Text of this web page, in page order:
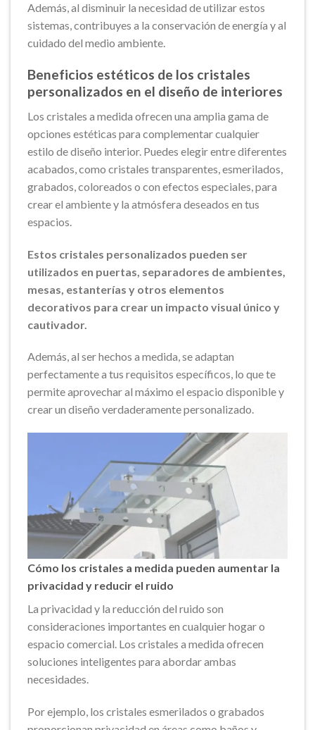
Además, al disminuir la necesidad de utilizar estos
sistemas, contribuyes a la conservación de energía y al
cuidado del medio ambiente.
Beneficios estéticos de los cristales
personalizados en el diseño de interiores
Los cristales a medida ofrecen una amplia gama de
opciones estéticas para complementar cualquier
estilo de diseño interior. Puedes elegir entre diferentes
acabados, como cristales transparentes, esmerilados,
grabados, coloreados o con efectos especiales, para
crear el ambiente y la atmósfera deseados en tus
espacios.
Estos cristales personalizados pueden ser
utilizados en puertas, separadores de ambientes,
mesas, estanterías y otros elementos
decorativos para crear un impacto visual único y
cautivador.
Además, al ser hechos a medida, se adaptan
perfectamente a tus requisitos específicos, lo que te
permite aprovechar al máximo el espacio disponible y
crear un diseño verdaderamente personalizado.
Cómo los cristales a medida pueden aumentar la
privacidad y reducir el ruido
La privacidad y la reducción del ruido son
consideraciones importantes en cualquier hogar o
espacio comercial. Los cristales a medida ofrecen
soluciones inteligentes para abordar ambas
necesidades.
Por ejemplo, los cristales esmerilados o grabados